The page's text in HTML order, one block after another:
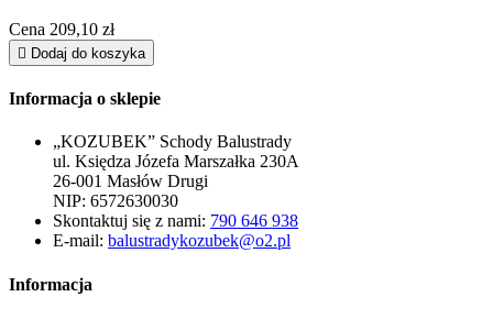
Cena 209,10 zł
 Dodaj do koszyka
Informacja o sklepie
„KOZUBEK” Schody Balustrady
ul. Księdza Józefa Marszałka 230A
26-001 Masłów Drugi
NIP: 6572630030
Skontaktuj się z nami: 790 646 938
E-mail: balustradykozubek@o2.pl
Informacja